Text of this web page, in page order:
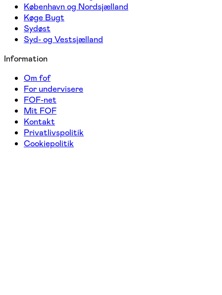
København og Nordsjælland
Køge Bugt
Sydøst
Syd- og Vestsjælland
Information
Om fof
For undervisere
FOF-net
Mit FOF
Kontakt
Privatlivspolitik
Cookiepolitik